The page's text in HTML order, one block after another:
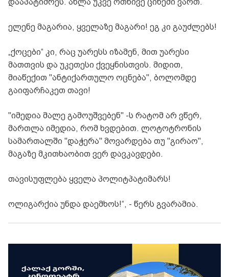
ელენე მაგარია, ყველაზე მაგარი! ეგ კი გაუძლებს!
„ქოცები“ კი, რაც უარესს იზამენ, მით უარესი
მათთვის და უკეთესი ქვეყნისთვის. მიდით,
მიაწექით "ანტიქართულო ოცნება", ბოლომდე
გაიფარჩაკეთ თავი!
"იმედია მალე გამოუშვებენ" -ს რატომ არ ვწერ,
მართლა იმედია, რომ ხვდებით. ლოტოტრონის
სამართალში "დაჭერა" მოვარდება თუ "გირაო",
მაგაზე მკითხაობით ვერ დავკავდები.
თავისუფლება ყველა პოლიტპატიმარს!
ოლიგარქია უნდა დაემხოს!“, - წერს გვარამია.